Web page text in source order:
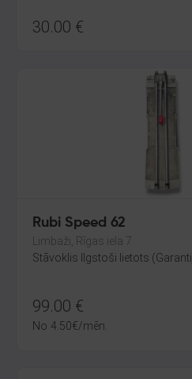
30.00 €
Rubi Speed 62
Limbaži, Rīgas iela 7
Stāvoklis Ilgstoši lietots
99.00 €
No 4.50€/mēn.